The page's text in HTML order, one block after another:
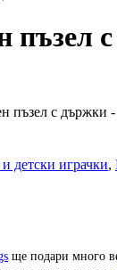
пъзел
пъзел с
детски играчки,
ще подари много